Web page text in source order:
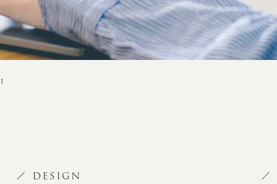
DESIGN